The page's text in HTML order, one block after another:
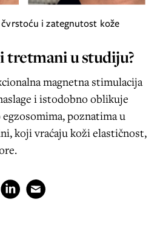
i zategnutost kože
tretmani u studiju?
magnetna stimulacija
i istodobno oblikuje
poznatima u
koji vraćaju koži elastičnost,